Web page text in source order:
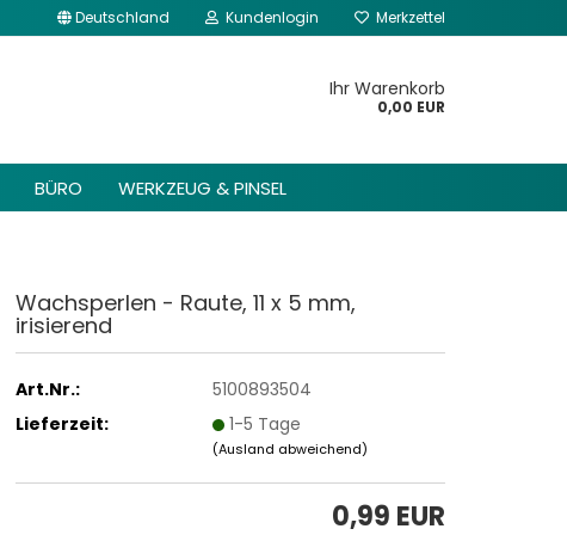
Deutschland Kundenlogin Merkzettel
Ihr Warenkorb
0,00 EUR
BÜRO WERKZEUG & PINSEL
Wachsperlen - Raute, 11 x 5 mm,
irisierend
Art.Nr.:
5100893504
Lieferzeit:
1-5 Tage
(Ausland abweichend)
0,99 EUR